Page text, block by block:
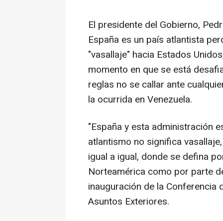
El presidente del Gobierno,
España es un país atlantista
"vasallaje" hacia Estados
momento en que se está
reglas no se callar ante
la ocurrida en Venezuela.
"España y esta administración
atlantismo no significa
igual a igual, donde se defina
Norteamérica como por parte
inauguración de la
Asuntos Exteriores.